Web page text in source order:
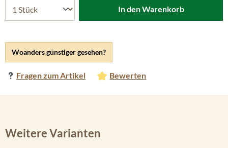
Woanders günstiger gesehen?
Fragen zum Artikel Bewerten
In den Warenkorb
Weitere Varianten